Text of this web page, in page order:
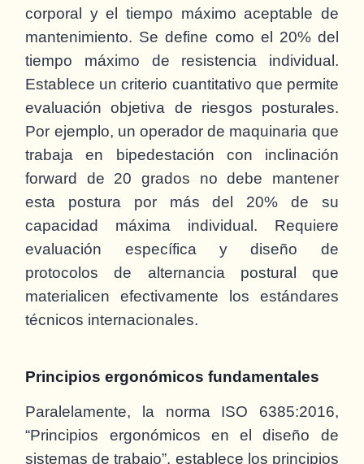
corporal y el tiempo máximo aceptable de
mantenimiento. Se define como el 20% del
tiempo máximo de resistencia individual.
Establece un criterio cuantitativo que permite
evaluación objetiva de riesgos posturales.
Por ejemplo, un operador de maquinaria que
trabaja en bipedestación con inclinación
forward de 20 grados no debe mantener
esta postura por más del 20% de su
capacidad máxima individual. Requiere
evaluación específica y diseño de
protocolos de alternancia postural que
materialicen efectivamente los estándares
técnicos internacionales.
Principios ergonómicos fundamentales
Paralelamente, la norma ISO 6385:2016,
“Principios ergonómicos en el diseño de
sistemas de trabajo”, establece los principios